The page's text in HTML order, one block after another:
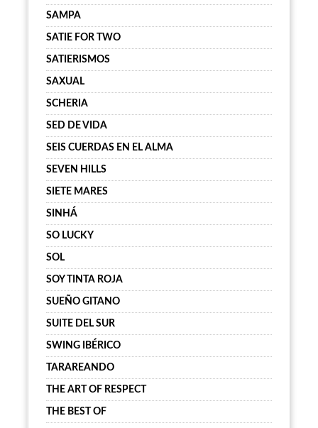
SAMPA
SATIE FOR TWO
SATIERISMOS
SAXUAL
SCHERIA
SED DE VIDA
SEIS CUERDAS EN EL ALMA
SEVEN HILLS
SIETE MARES
SINHÁ
SO LUCKY
SOL
SOY TINTA ROJA
SUEÑO GITANO
SUITE DEL SUR
SWING IBÉRICO
TARAREANDO
THE ART OF RESPECT
THE BEST OF